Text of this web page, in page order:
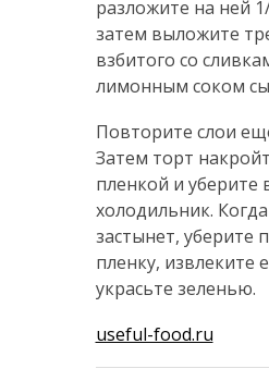
разложите на ней
затем выложите
взбитого со
лимонным соком
Повторите слои
Затем торт
пленкой и уберите
холодильник.
застынет, уберите
пленку, извлеките
украсьте зеленью.
useful-food.ru